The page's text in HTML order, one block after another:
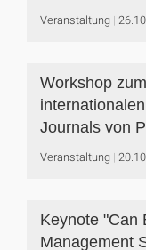
Veranstaltung
Workshop
Journals von
Veranstaltung
Keynote "Can
Management